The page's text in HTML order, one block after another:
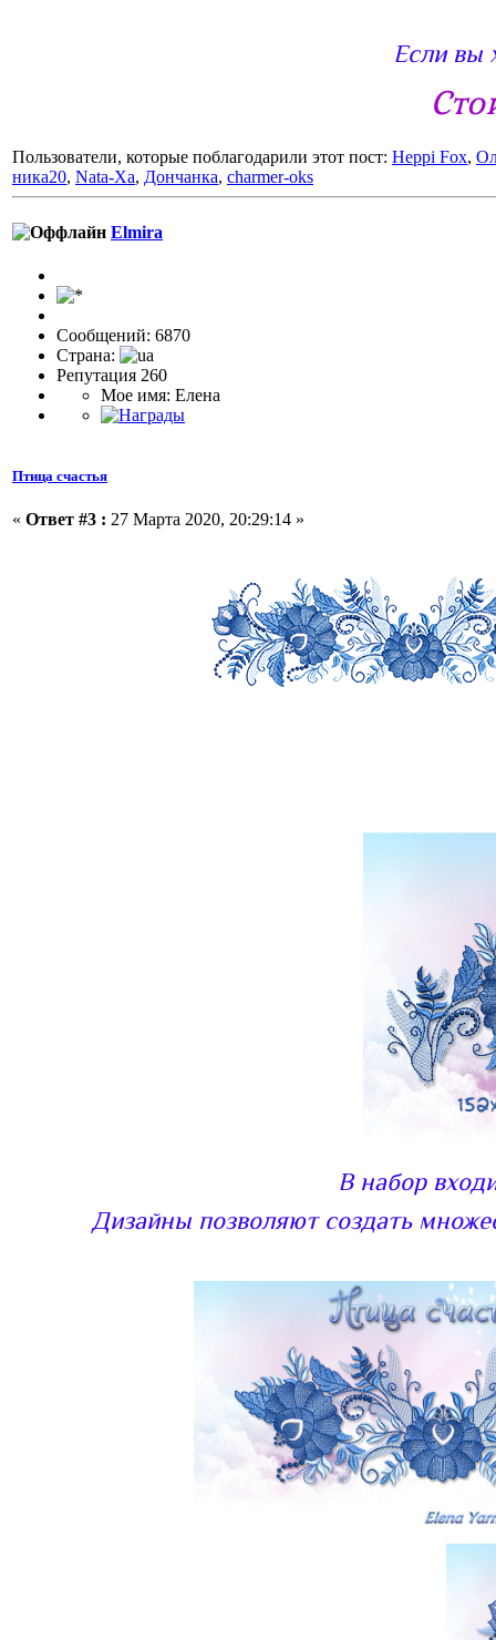
Если вы
Пользователи, которые поблагодарили этот пост: Heppi Fox,
ника20, Nata-Xa, Дончанка, charmer-oks
Elmira
Сообщений: 6870
Страна:
Репутация 260
Мое имя: Елена
Птица счастья
« Ответ #3 : 27 Марта 2020, 20:29:14 »
В набор
Дизайны позволяют создать